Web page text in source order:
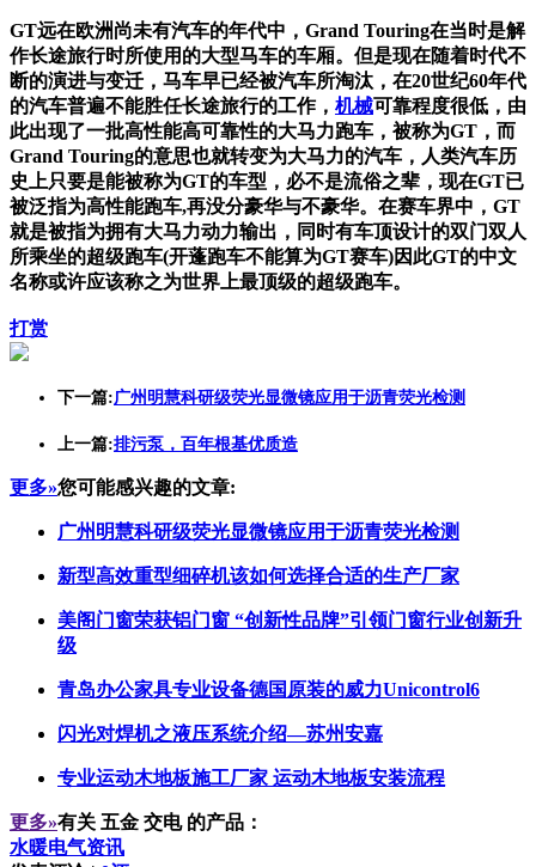
GT远在欧洲尚未有汽车的年代中，Grand Touring在当时是解
作长途旅行时所使用的大型马车的车厢。但是现在随着时代不
断的演进与变迁，马车早已经被汽车所淘汰，在20世纪60年代
的汽车普遍不能胜任长途旅行的工作， 机械可靠程度很低，由
此出现了一批高性能高可靠性的大马力跑车，被称为GT，而
Grand Touring的意思也就转变为大马力的汽车，人类汽车历
史上只要是能被称为GT的车型，必不是流俗之辈，现在GT已
被泛指为高性能跑车,再没分豪华与不豪华。在赛车界中，GT
就是被指为拥有大马力动力输出，同时有车顶设计的双门双人
所乘坐的超级跑车(开蓬跑车不能算为GT赛车)因此GT的中文
名称或许应该称之为世界上最顶级的超级跑车。
打赏
下一篇:广州明慧科研级荧光显微镜应用于沥青荧光检测
上一篇:排污泵，百年根基优质造
更多»您可能感兴趣的文章:
广州明慧科研级荧光显微镜应用于沥青荧光检测
新型高效重型细碎机该如何选择合适的生产厂家
美阁门窗荣获铝门窗 “创新性品牌”引领门窗行业创新升
级
青岛办公家具专业设备德国原装的威力Unicontrol6
闪光对焊机之液压系统介绍—苏州安嘉
专业运动木地板施工厂家 运动木地板安装流程
更多»有关 五金 交电 的产品：
水暖电气资讯